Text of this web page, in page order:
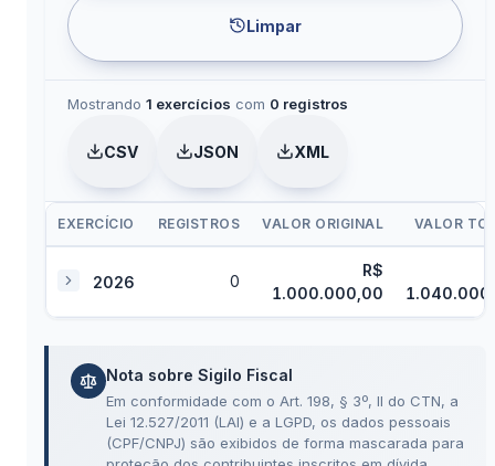
Limpar
Mostrando 1 exercícios com 0 registros
CSV JSON XML
EXERCÍCIO REGISTROS VALOR ORIGINAL VALOR
2026 0
R$
1.000.000,00
Nota sobre Sigilo Fiscal
Em conformidade com o Art. 198, § 3º, II do CTN, a
Lei 12.527/2011 (LAI) e a LGPD, os dados pessoais
(CPF/CNPJ) são exibidos de forma mascarada para